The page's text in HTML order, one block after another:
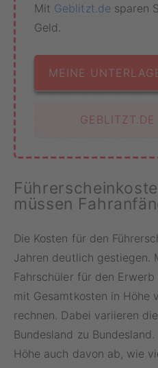
Mit Geblitzt.de sparen
Geld.
MEINE
GEBLITZT.DE
müssen
Die Kosten für den
Jahren deutlich gestiegen.
Fahrschüler für den Erwerb
mit Gesamtkosten in Höhe
rechnen. Dabei variieren
Bundesland zu
Höhe auch davon ab, wie